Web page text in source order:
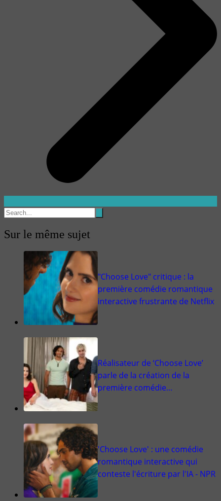
Sur le même sujet
"Choose Love" critique : la
première comédie romantique
interactive frustrante de Netflix
Réalisateur de ‘Choose Love’
parle de la création de la
première comédie…
'Choose Love' : une comédie
romantique interactive qui
conteste l'écriture par l'IA - NPR